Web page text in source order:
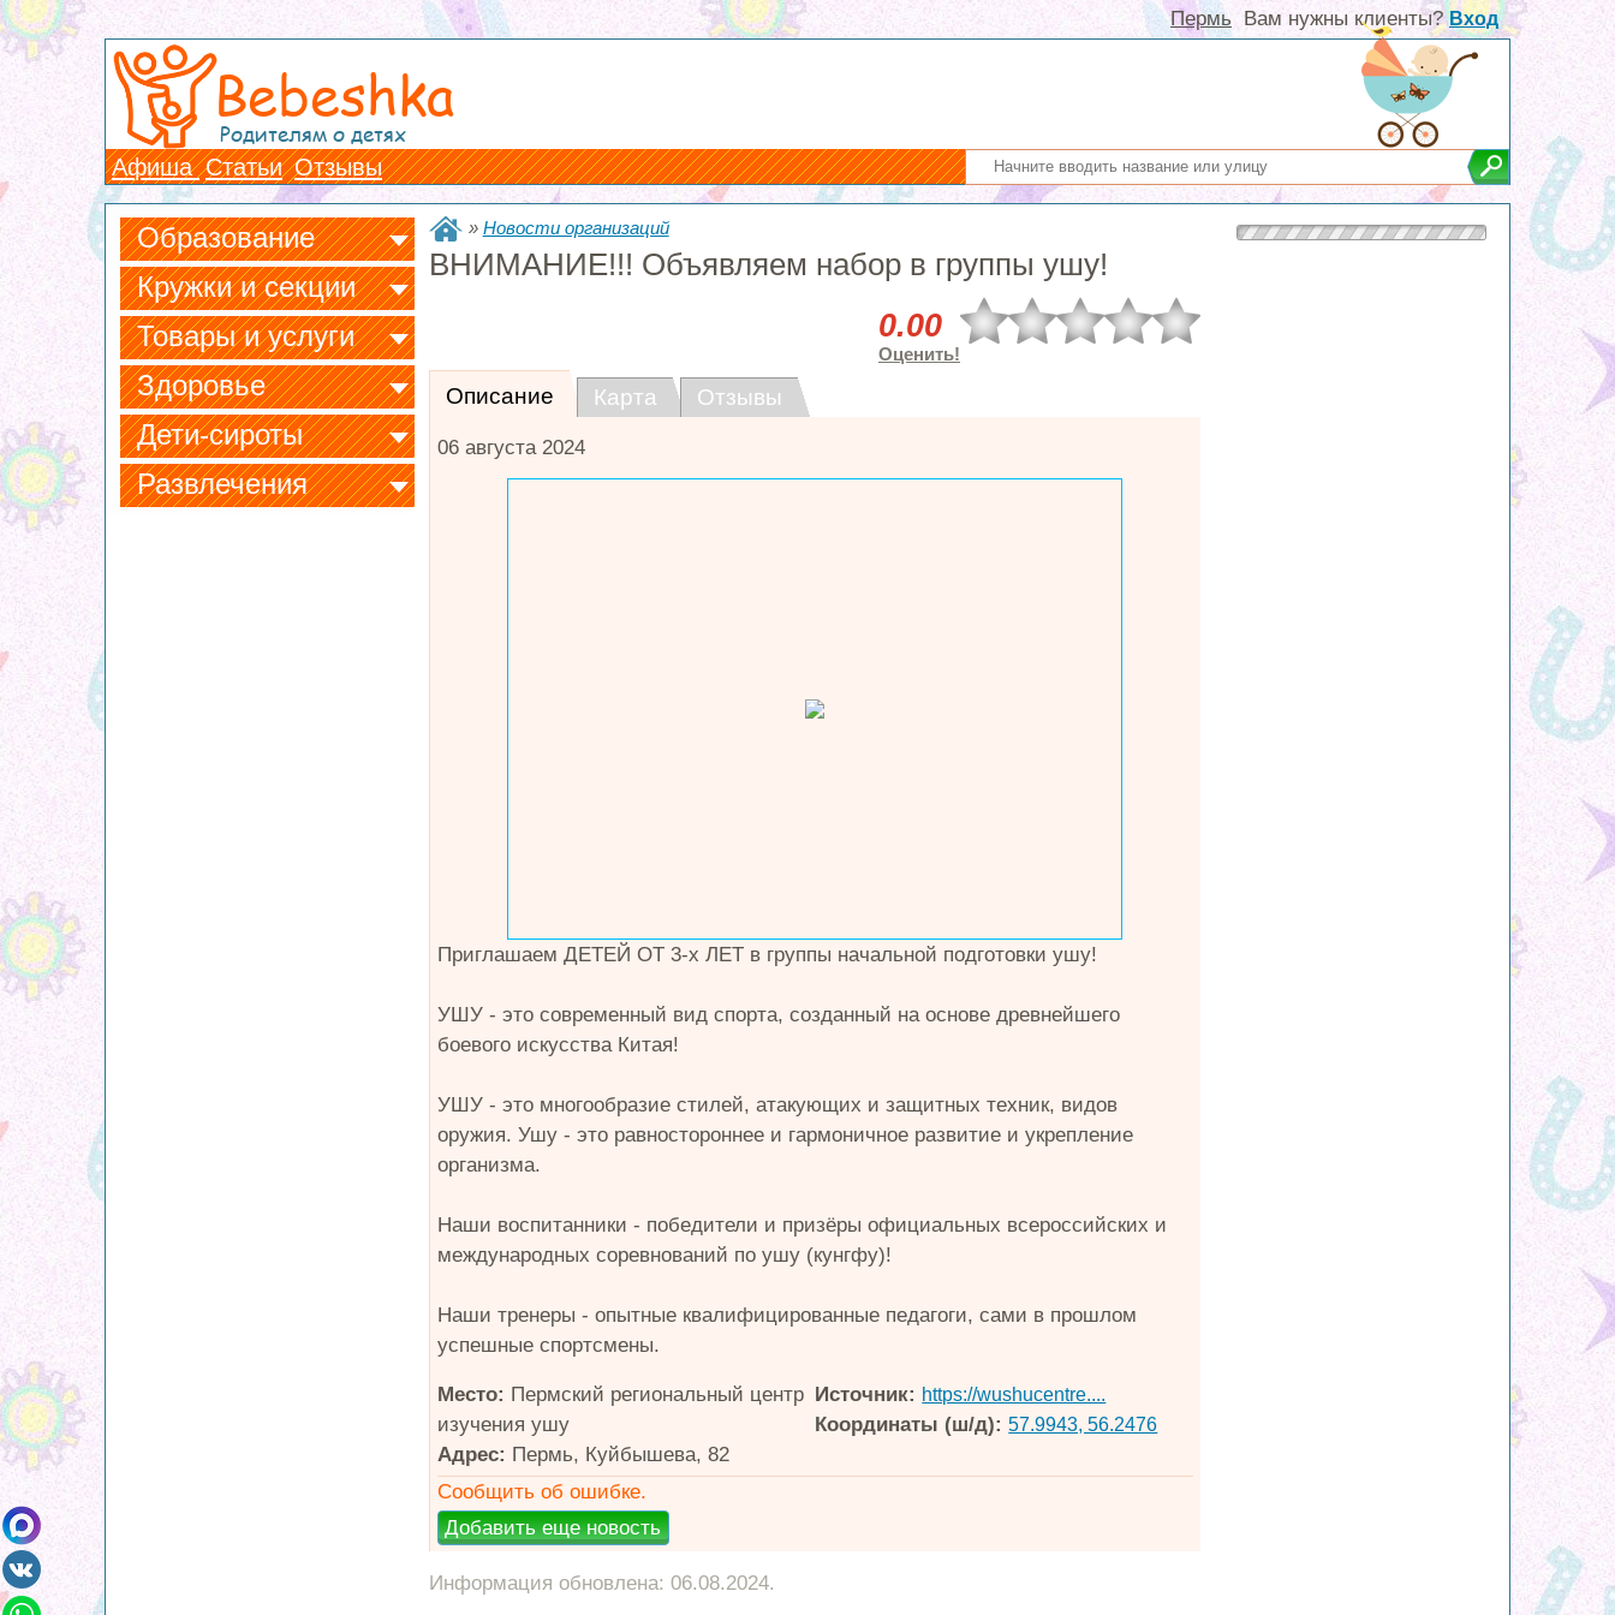
Вам нужны клиенты? Вход
Пермь
Bebeshka
Родителям о детях
Афиша Статьи Отзывы
Образование
Кружки и секции
Товары и услуги
Здоровье
Дети-сироты
Развлечения
» Новости организаций
ВНИМАНИЕ!!! Объявляем набор в группы ушу!
0.00
Оценить!
Описание Карта Отзывы
06 августа 2024
Приглашаем ДЕТЕЙ ОТ 3-х ЛЕТ в группы начальной подготовки ушу!
УШУ - это современный вид спорта, созданный на основе древнейшего
боевого искусства Китая!
УШУ - это многообразие стилей, атакующих и защитных техник, видов
оружия. Ушу - это равностороннее и гармоничное развитие и укрепление
организма.
Наши воспитанники - победители и призёры официальных всероссийских и
международных соревнований по ушу (кунгфу)!
Наши тренеры - опытные квалифицированные педагоги, сами в прошлом
успешные спортсмены.
Место: Пермский региональный центр
изучения ушу
Адрес: Пермь, Куйбышева, 82
Источник: https://wushucentre....
Координаты (ш/д): 57.9943, 56.2476
Сообщить об ошибке.
Информация обновлена: 06.08.2024.